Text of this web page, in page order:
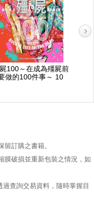
100～在成為殭屍前
做的100件事～ 10
殭
訂購之書籍。
膜破損並重新包裝之情況，如
查詢交易資料，隨時掌握目